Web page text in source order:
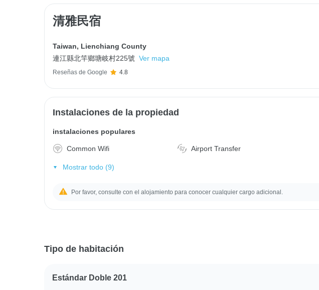
清雅民宿
Taiwan, Lienchiang County
連江縣北竿鄉塘岐村225號 Ver mapa
Reseñas de Google 4.8
Instalaciones de la propiedad
instalaciones populares
Common Wifi Airport Transfer
Mostrar todo (9)
Por favor, consulte con el alojamiento para conocer cualquier cargo adicional.
Tipo de habitación
Estándar Doble 201